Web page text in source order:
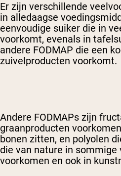
Er zijn verschillende
in alledaagse
eenvoudige suiker die in
voorkomt, evenals in
andere FODMAP die een
zuivelproducten voorkomt.
Andere FODMAPs zijn
graanproducten
bonen zitten, en polyolen
die van nature in sommige
voorkomen en ook in